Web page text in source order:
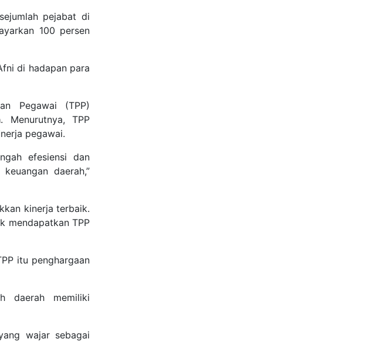
pejabat di
100 persen
di hadapan para
Pegawai (TPP)
Menurutnya, TPP
pegawai.
efesiensi dan
daerah,”
kinerja terbaik.
mendapatkan TPP
itu penghargaan
daerah memiliki
wajar sebagai